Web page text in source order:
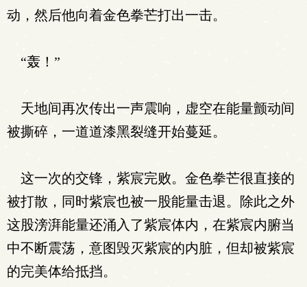
动，然后他向着金色拳芒打出一击。
“轰！”
天地间再次传出一声震响，虚空在能量颤动间
被撕碎，一道道漆黑裂缝开始蔓延。
这一次的交锋，紫宸完败。金色拳芒很直接的
被打散，同时紫宸也被一股能量击退。除此之外
这股滂湃能量还涌入了紫宸体内，在紫宸内腑当
中不断震荡，意图毁灭紫宸的内脏，但却被紫宸
的完美体给抵挡。